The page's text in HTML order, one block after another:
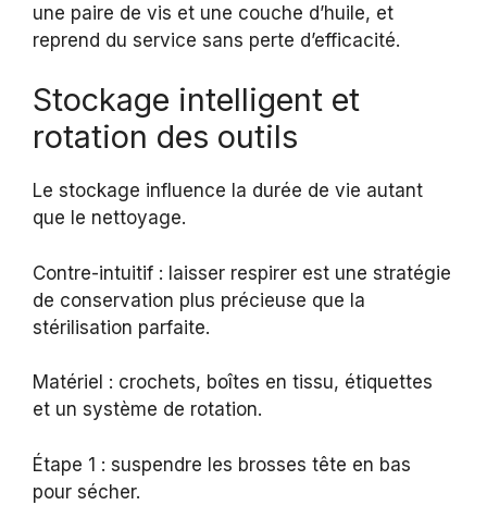
une paire de vis et une couche d’huile, et
reprend du service sans perte d’efficacité.
Stockage intelligent et
rotation des outils
Le stockage influence la durée de vie autant
que le nettoyage.
Contre-intuitif : laisser respirer est une stratégie
de conservation plus précieuse que la
stérilisation parfaite.
Matériel : crochets, boîtes en tissu, étiquettes
et un système de rotation.
Étape 1 : suspendre les brosses tête en bas
pour sécher.